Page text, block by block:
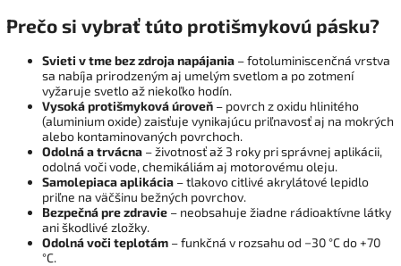
Prečo si vybrať túto protišmykovú pásku?
Svieti v tme bez zdroja napájania – fotoluminiscenčná vrstva
sa nabíja prirodzeným aj umelým svetlom a po zotmení
vyžaruje svetlo až niekoľko hodín.
Vysoká protišmyková úroveň – povrch z oxidu hlinitého
(aluminium oxide) zaisťuje vynikajúcu priľnavosť aj na mokrých
alebo kontaminovaných povrchoch.
Odolná a trvácna – životnosť až 3 roky pri správnej aplikácii,
odolná voči vode, chemikáliám aj motorovému oleju.
Samolepiaca aplikácia – tlakovo citlivé akrylátové lepidlo
priľne na väčšinu bežných povrchov.
Bezpečná pre zdravie – neobsahuje žiadne rádioaktívne látky
ani škodlivé zložky.
Odolná voči teplotám – funkčná v rozsahu od −30 °C do +70
°C.